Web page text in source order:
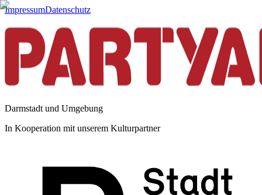
ImpressumDatenschutz
Darmstadt und Umgebung
In Kooperation mit unserem Kulturpartner